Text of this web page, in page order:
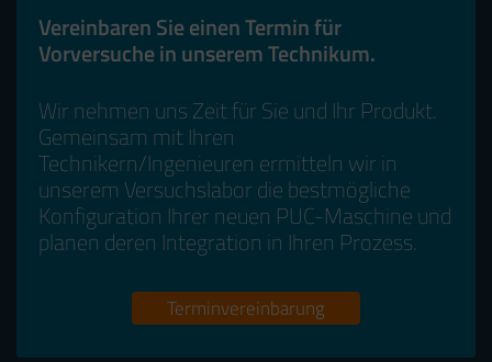
Vereinbaren Sie einen Termin für
Vorversuche in unserem Technikum.
Wir nehmen uns Zeit für Sie und Ihr Produkt.
Gemeinsam mit Ihren
Technikern/Ingenieuren ermitteln wir in
unserem Versuchslabor die bestmögliche
Konfiguration Ihrer neuen PUC-Maschine und
planen deren Integration in Ihren Prozess.
Terminvereinbarung